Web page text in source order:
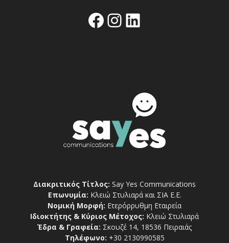
Facebook
Instagram
Linkedin
Διακριτικός Τίτλος: Say Yes Communications
Επωνυμία: Κλειώ Στυλιαρά και ΣΙΑ Ε.Ε.
Νομική Μορφή: Ετερόρρυθμη Εταιρεία
Ιδιοκτήτης & Κύριος Μέτοχος: Κλειώ Στυλιαρά
Έδρα & Γραφεία: Σκουζέ 14, 18536 Πειραιάς
Τηλέφωνο: +30 2130990585